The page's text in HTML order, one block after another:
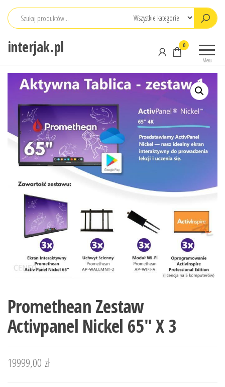
Przejdź
interjak.pl
Menu
0
Promethean Zestaw
Activpanel Nickel 65″ X 3
19999,00 zł